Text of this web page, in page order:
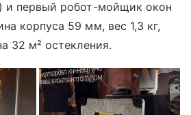
и первый робот-мойщик окон
корпуса 59 мм, вес 1,3 кг,
32 м² остекления.